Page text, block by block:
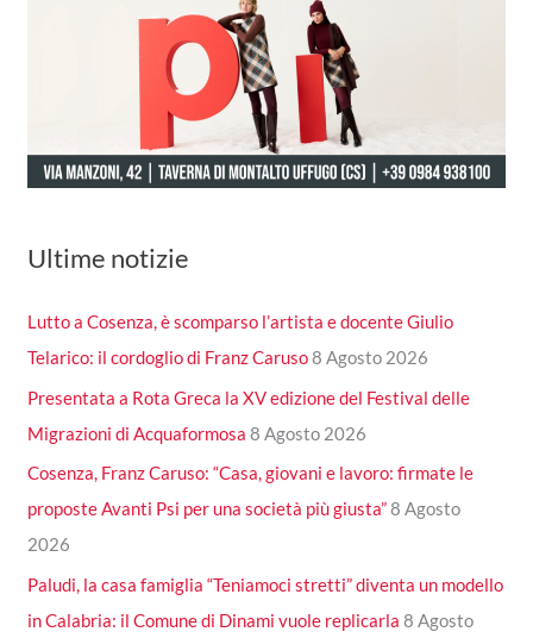
Ultime notizie
Lutto a Cosenza, è scomparso l’artista e docente Giulio
Telarico: il cordoglio di Franz Caruso8 Agosto 2026
Presentata a Rota Greca la XV edizione del Festival delle
Migrazioni di Acquaformosa 8 Agosto 2026
Cosenza, Franz Caruso: “Casa, giovani e lavoro: firmate le
proposte Avanti Psi per una società più giusta”8 Agosto
2026
Paludi, la casa famiglia “Teniamoci stretti” diventa un modello
in Calabria: il Comune di Dinami vuole replicarla 8 Agosto